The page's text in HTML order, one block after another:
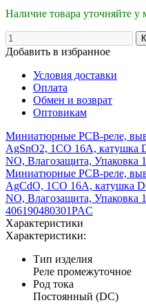
Наличие товара уточняйте у
Добавить в избранное
Условия доставки
Оплата
Обмен и возврат
Оптовикам
Миниатюрные PCB-реле,
AgSnO2, 1CO 16A, катушка
NO, Влагозащита, Упаковка
Миниатюрные PCB-реле,
AgCdO, 1CO 16A, катушка
NO, Влагозащита, Упаковка
406190480301PAC
Характеристики
Характеристики:
Тип изделия
Реле промежуточное
Род тока
Постоянный (DC)